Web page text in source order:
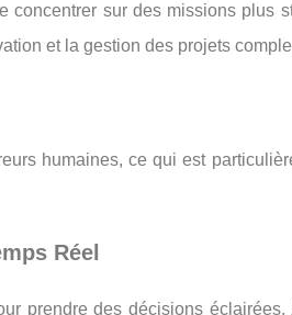
concentrer sur des missions plus
et la gestion des projets
humaines, ce qui est
Réel
prendre des décisions éclairées.